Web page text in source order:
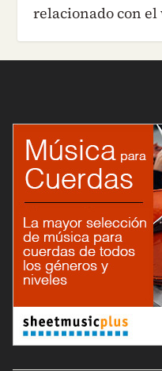
relacionado con